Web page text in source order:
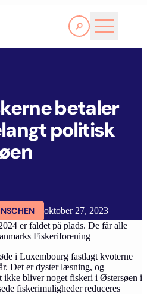
Läs Mer
betaler
politisk
oktober 27, 2023
er faldet på plads. De får alle
Fiskeriforening
i Luxembourg fastlagt kvoterne
Det er dyster læsning, og
ikke bliver noget fiskeri i Østersøen i
fiskerimuligheder reduceres